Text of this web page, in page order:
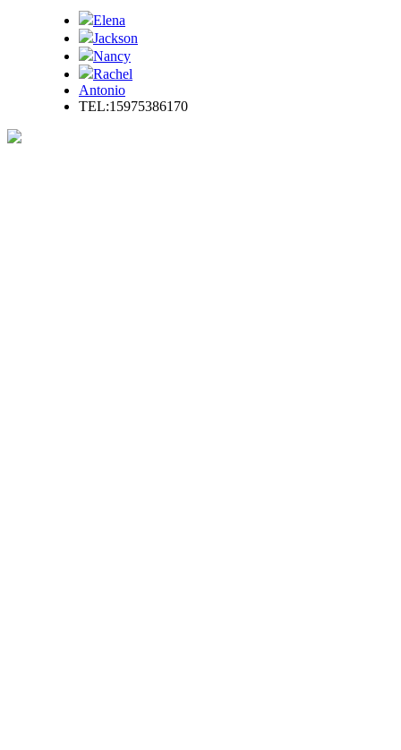
Elena
Jackson
Nancy
Rachel
Antonio
TEL:15975386170